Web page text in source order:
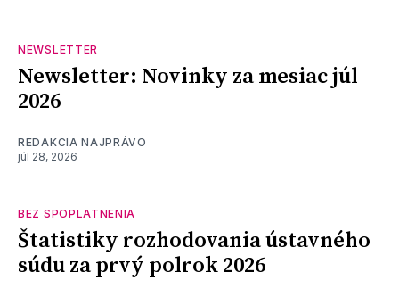
NEWSLETTER
Newsletter: Novinky za mesiac júl
2026
REDAKCIA NAJPRÁVO
júl 28, 2026
BEZ SPOPLATNENIA
Štatistiky rozhodovania ústavného
súdu za prvý polrok 2026